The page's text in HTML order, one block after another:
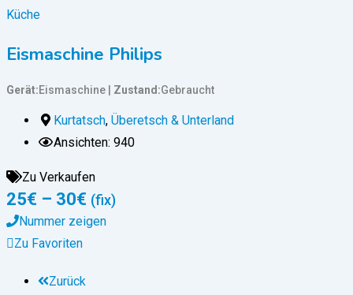
Küche
Eismaschine Philips
Gerät Eismaschine Zustand Gebraucht
Kurtatsch, Überetsch & Unterland
Ansichten: 940
Zu Verkaufen
25€ – 30€ (fix)
Nummer zeigen
Zu Favoriten
Zurück